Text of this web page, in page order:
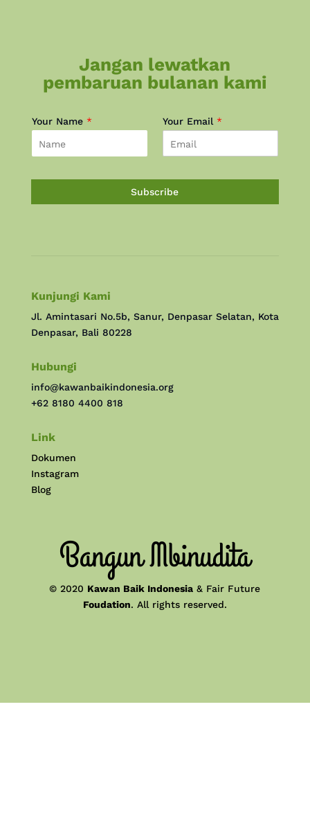
Jangan lewatkan
pembaruan bulanan kami
Your Name * Your Email *
Subscribe
Kunjungi Kami
Jl. Amintasari No.5b, Sanur, Denpasar Selatan, Kota
Denpasar, Bali 80228
Hubungi
info@kawanbaikindonesia.org
+62 8180 4400 818
Link
Dokumen
Instagram
Blog
Bangun Mbinudita
© 2020 Kawan Baik Indonesia & Fair Future
Foudation. All rights reserved.